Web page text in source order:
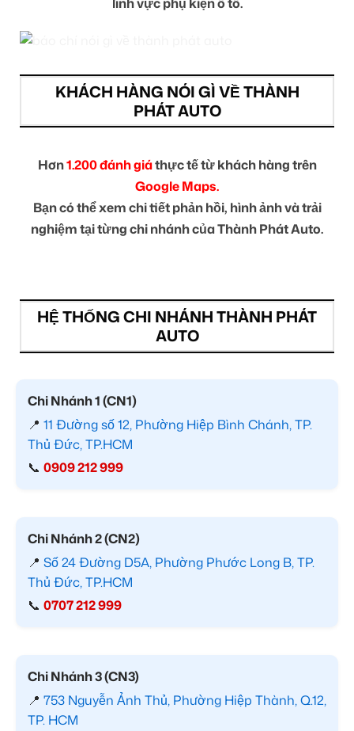
KHÁCH HÀNG NÓI GÌ VỀ THÀNH
PHÁT AUTO
Hơn1.200 đánh giáthực tế từ khách hàng trên
Google Maps.
Bạn có thể xem chi tiết phản hồi, hình ảnh và trải
nghiệm tại từng chi nhánh của Thành Phát Auto.
HỆ THỐNG CHI NHÁNH THÀNH PHÁT
AUTO
Chi Nhánh 1 (CN1)
📍 11 Đường số 12, Phường Hiệp Bình Chánh, TP.
Thủ Đức, TP.HCM
📞 0909 212 999
Chi Nhánh 2 (CN2)
📍 Số 24 Đường D5A, Phường Phước Long B, TP.
Thủ Đức, TP.HCM
📞 0707 212 999
Chi Nhánh 3 (CN3)
📍 753 Nguyễn Ảnh Thủ, Phường Hiệp Thành, Q.12,
TP. HCM